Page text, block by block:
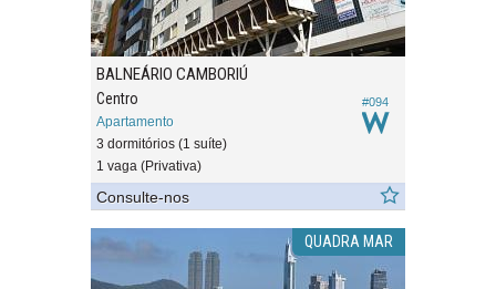
#094
BALNEÁRIO CAMBORIÚ
Centro
Apartamento
3 dormitórios (1 suíte)
1 vaga (Privativa)
Consulte-nos
QUADRA MAR